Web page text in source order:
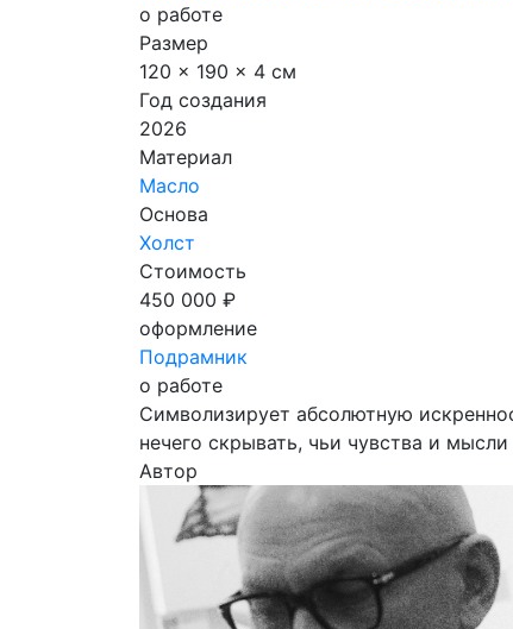
о работе
Размер
120 x 190 x 4 см
Год создания
2026
Материал
Масло
Основа
Холст
Стоимость
450 000 ₽
оформление
Подрамник
о работе
Символизирует абсолютную
нечего скрывать, чьи чувства и
Автор